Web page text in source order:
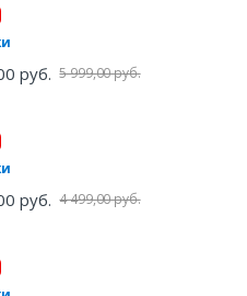
руб. 5 999,00 руб.
руб. 4 499,00 руб.